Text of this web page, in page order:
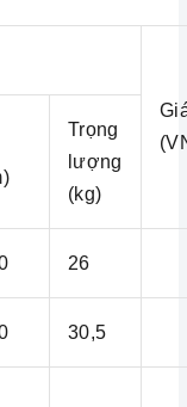
Trọng
lượng
(kg)
26
30,5